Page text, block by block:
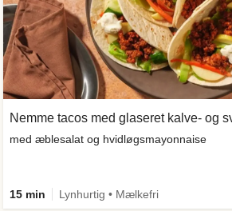
Nemme tacos med glaseret kalve- og
med æblesalat og hvidløgsmayonnaise
15 min Lynhurtig • Mælkefri